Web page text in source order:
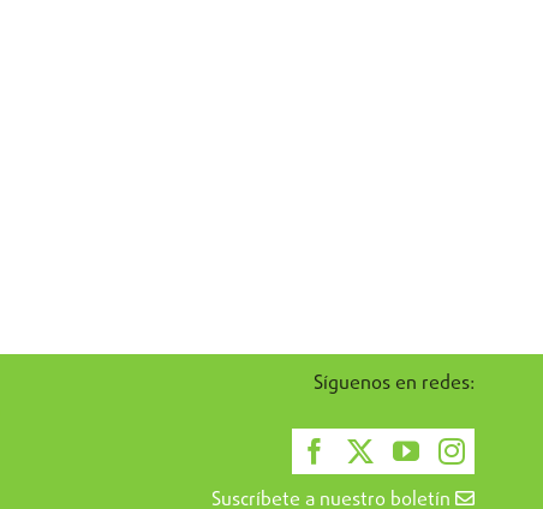
Síguenos en redes:
Suscríbete a nuestro boletín